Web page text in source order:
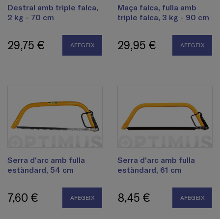
Destral amb triple falca,
2 kg - 70 cm
29,75 € AFEGEIX
Maça falca, fulla amb
triple falca, 3 kg - 90 cm
29,95 € AFEGEIX
Serra d'arc amb fulla
estàndard, 54 cm
7,60 € AFEGEIX
Serra d'arc amb fulla
estàndard, 61 cm
8,45 € AFEGEIX